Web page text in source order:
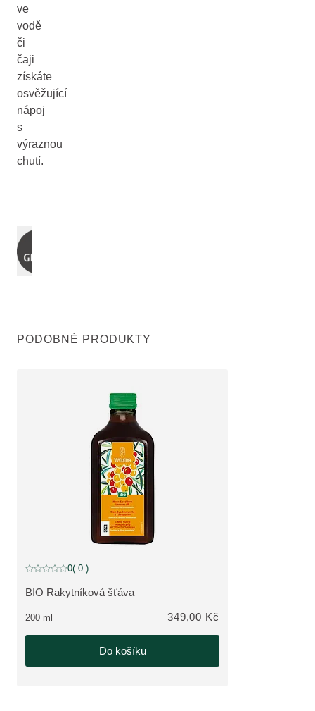
ve
vodě
či
čaji
získáte
osvěžující
nápoj
s
výraznou
chutí.
PODOBNÉ PRODUKTY
ZOBRAZIT PRODUKT:
BIO Rakytníková šťáva
Aktuální hodnocení: 0 z 5 hvězdiček hodnoceno 0 zákazníky
0( 0 )
200 ml 349,00 Kč
Do košíku